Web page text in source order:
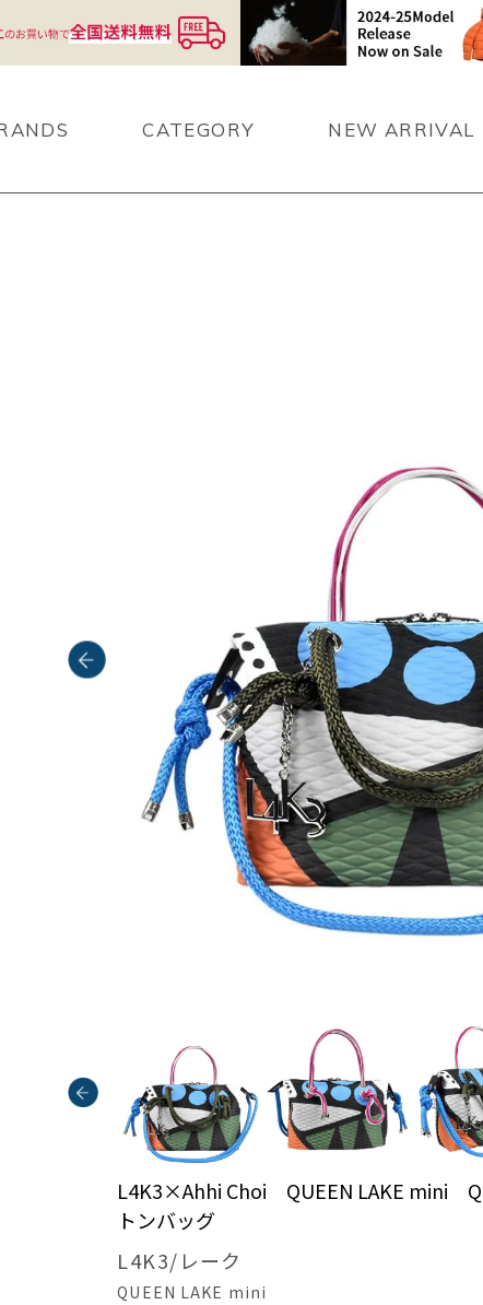
CATEGORY NEW ARRIVAL
L4K3×Ahhi Choi QUEEN LAKE mini
トンバッグ
L4K3/レーク
QUEEN LAKE mini